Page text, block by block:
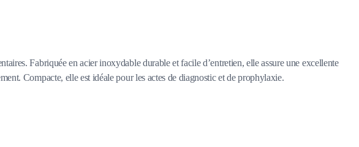
Fabriquée en acier inoxydable durable et facile d’entretien, elle assure une excellente
Compacte, elle est idéale pour les actes de diagnostic et de prophylaxie.